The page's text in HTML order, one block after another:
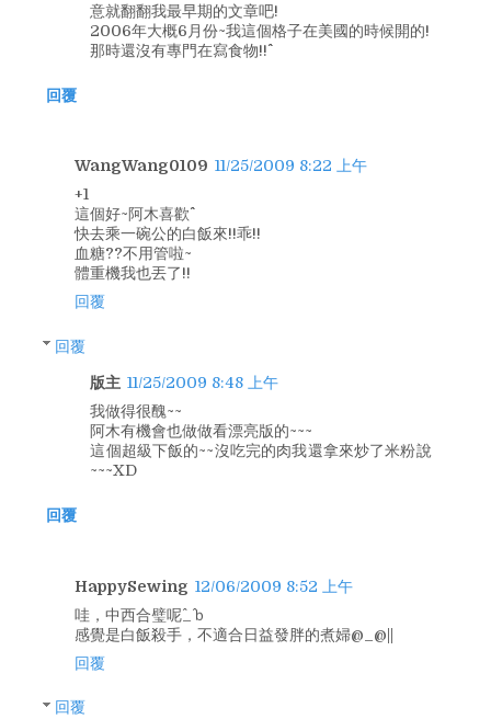
意就翻翻我最早期的文章吧!
2006年大概6月份~我這個格子在美國的時候開的!
那時還沒有專門在寫食物!!^^
回覆
WangWang0109 11/25/2009 8:22 上午
+1
這個好~阿木喜歡^^
快去乘一碗公的白飯來!!乖!!
血糖??不用管啦~
體重機我也丟了!!
回覆
回覆
版主 11/25/2009 8:48 上午
我做得很醜~~
阿木有機會也做做看漂亮版的~~~
這個超級下飯的~~沒吃完的肉我還拿來炒了米粉說
~~~XD
回覆
HappySewing 12/06/2009 8:52 上午
哇，中西合璧呢^_^ｂ
感覺是白飯殺手，不適合日益發胖的煮婦@_@||
回覆
回覆